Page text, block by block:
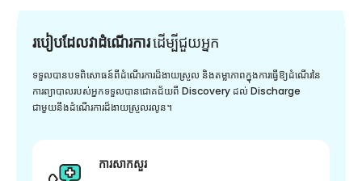
របៀបដែលវាដំណើរការដើម្បី​ជួយ​អ្នក
ទទួលបានបទពិសោធន៍ពីដំណើរការដ៏ងាយស្រួល និងតម្លាភាពក្នុងការធ្វើឱ្យដំណើរនៃ
ការព្យាបាលរបស់អ្នកទទួលបានជោគជ័យពី Discovery ដល់ Discharge
ជាមួយនឹងដំណើរការដ៏ងាយស្រួលរលូន។
ការសាកសួរ